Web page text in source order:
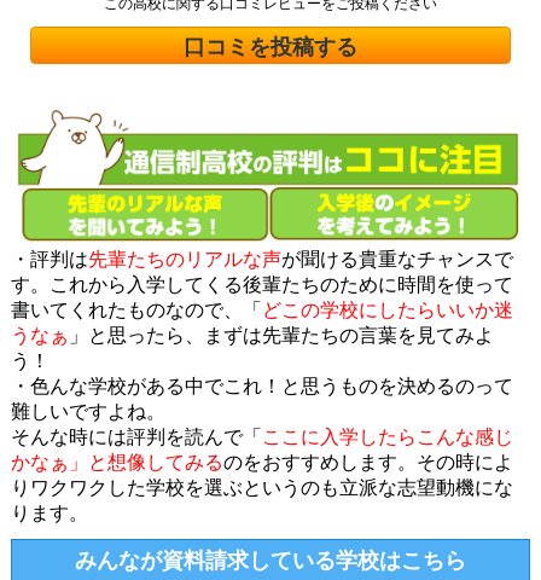
この高校に関する口コミレビューをご投稿ください
口コミを投稿する
・評判は先輩たちのリアルな声が聞ける貴重なチャンスで
す。これから入学してくる後輩たちのために時間を使って
書いてくれたものなので、「 どこの学校にしたらいいか迷
うなぁ 」と思ったら、まずは先輩たちの言葉を見てみよ
う！
・色んな学校がある中でこれ！と思うものを決めるのって
難しいですよね。
そんな時には評判を読んで「 ここに入学したらこんな感じ
かなぁ」と想像してみるのをおすすめします。その時によ
りワクワクした学校を選ぶというのも立派な志望動機にな
ります。
みんなが資料請求している学校はこちら